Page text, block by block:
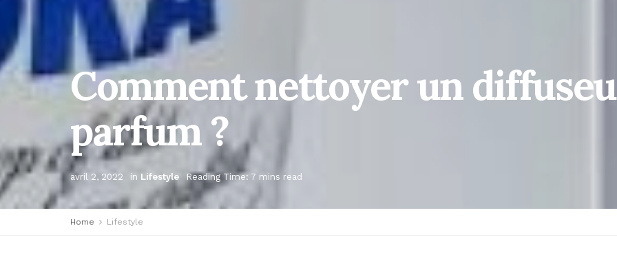
Comment nettoyer un
parfum ?
avril 2, 2022 in Lifestyle Reading Time: 7 mins read
Home Lifestyle